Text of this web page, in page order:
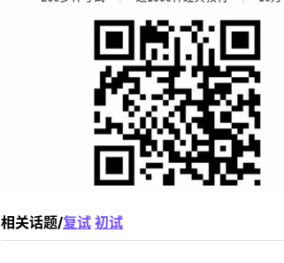
相关话题/复试 初试